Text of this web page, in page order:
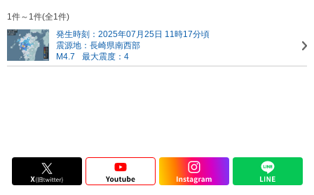
1件～1件(全1件)
発生時刻：2025年07月25日 11時17分頃
震源地：長崎県南西部
M4.7
最大震度：4